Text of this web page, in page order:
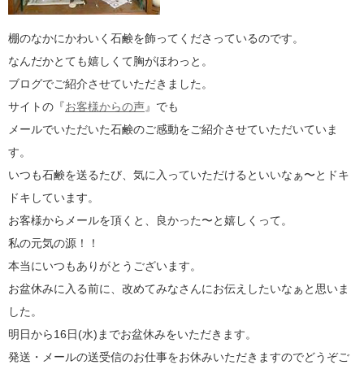
棚のなかにかわいく石鹸を飾ってくださっているのです。
なんだかとても嬉しくて胸がほわっと。
ブログでご紹介させていただきました。
サイトの『お客様からの声』でも
メールでいただいた石鹸のご感動をご紹介させていただいていま
す。
いつも石鹸を送るたび、気に入っていただけるといいなぁ〜とドキ
ドキしています。
お客様からメールを頂くと、良かった〜と嬉しくって。
私の元気の源！！
本当にいつもありがとうございます。
お盆休みに入る前に、改めてみなさんにお伝えしたいなぁと思いま
した。
明日から16日(水)までお盆休みをいただきます。
発送・メールの送受信のお仕事をお休みいただきますのでどうぞご